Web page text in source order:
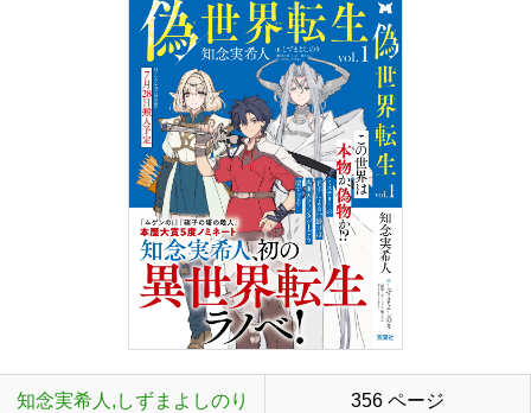
知念実希人,しずまよしのり 356 ページ